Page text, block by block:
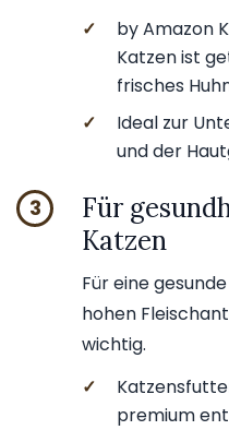
✓
by Amazon
Katzen ist
frisches
✓
Ideal zur
und der
3
Für
Katzen
Für eine
hohen
wichtig.
✓
premium